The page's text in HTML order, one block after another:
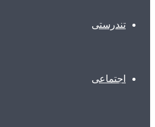
تندرستی
اجتماعی